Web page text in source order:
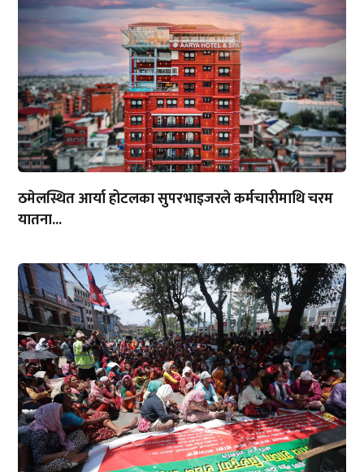
ठमेलस्थित आर्या होटलका सुपरभाइजरले कर्मचारीमाथि चरम
यातना...